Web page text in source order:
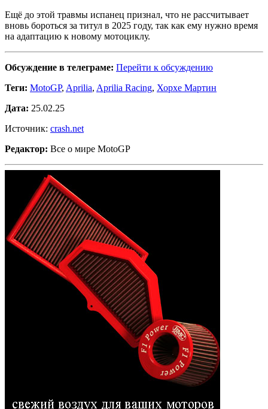
Ещё до этой травмы испанец признал, что не рассчитывает
вновь бороться за титул в 2025 году, так как ему нужно время
на адаптацию к новому мотоциклу.
Обсуждение в телеграме: Перейти к обсуждению
Теги: MotoGP, Aprilia, Aprilia Racing, Хорхе Мартин
Дата: 25.02.25
Источник: crash.net
Редактор: Все о мире MotoGP